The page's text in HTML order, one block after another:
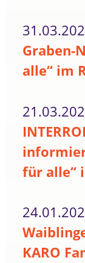
Graben-
alle“ im
für alle“
KARO